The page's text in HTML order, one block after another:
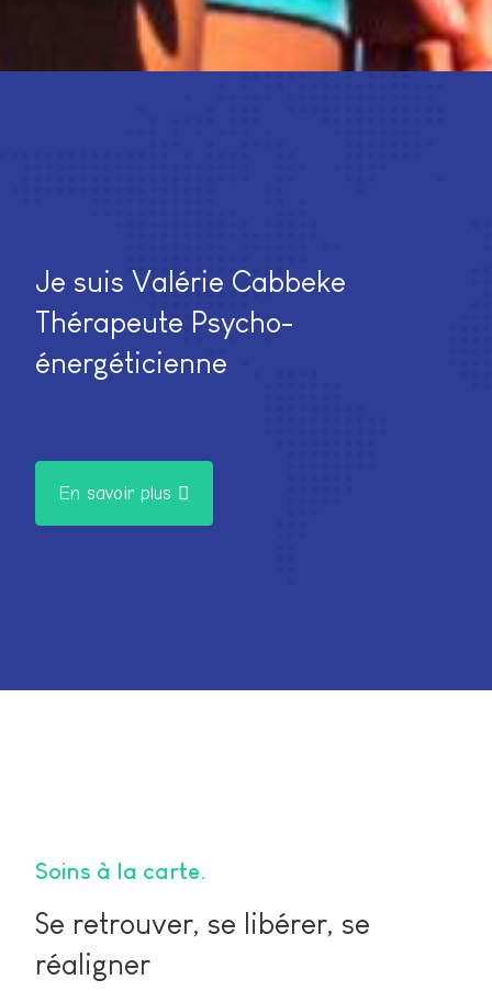
Je suis Valérie Cabbeke
Thérapeute Psycho-
énergéticienne
En savoir plus
Soins à la carte
Se retrouver, se libérer, se
réaligner